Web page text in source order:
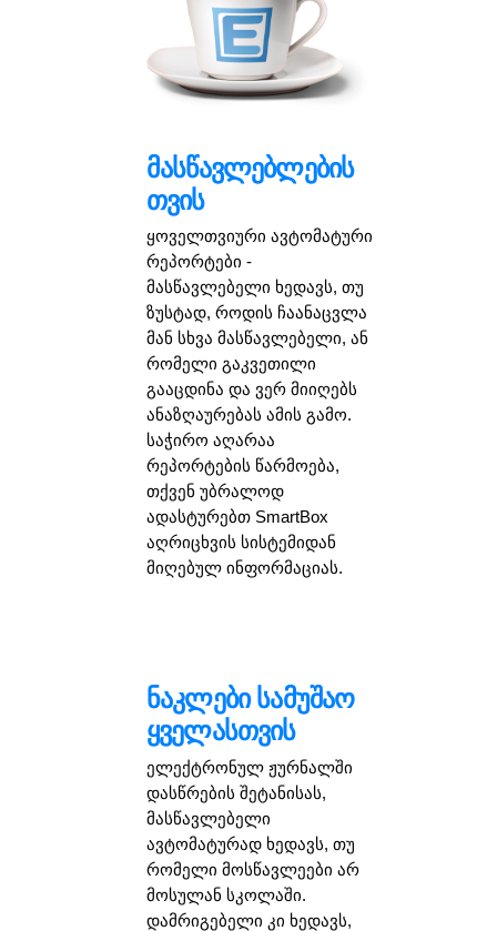
მასწავლებლების
თვის
ყოველთვიური ავტომატური
რეპორტები -
მასწავლებელი ხედავს, თუ
ზუსტად, როდის ჩაანაცვლა
მან სხვა მასწავლებელი, ან
რომელი გაკვეთილი
გააცდინა და ვერ მიიღებს
ანაზღაურებას ამის გამო.
საჭირო აღარაა
რეპორტების წარმოება,
თქვენ უბრალოდ
ადასტურებთ SmartBox
აღრიცხვის სისტემიდან
მიღებულ ინფორმაციას.
ნაკლები სამუშაო
ყველასთვის
ელექტრონულ ჟურნალში
დასწრების შეტანისას,
მასწავლებელი
ავტომატურად ხედავს, თუ
რომელი მოსწავლეები არ
მოსულან სკოლაში.
დამრიგებელი კი ხედავს,